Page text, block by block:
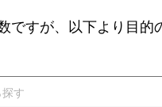
ですが、以下より目的